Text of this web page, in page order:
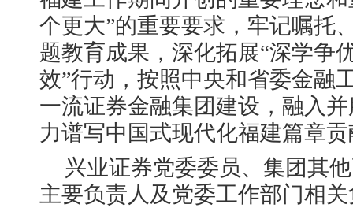
个更大”的重要要求，牢记嘱托
题教育成果，深化拓展“深学争
效”行动，按照中央和省委金融
一流证券金融集团建设，融入
力谱写中国式现代化福建篇章
兴业证券党委委员、集团其
主要负责人及党委工作部门相